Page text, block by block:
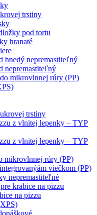
trstiny
pod tortu
hranaté
hnedý nepremastiteľný
nepremastiteľný
mikrovlnnej rúry (PP)
trstiny
z vlnitej lepenky – TYP
z vlnitej lepenky – TYP
mikrovlnnej rúry (PP)
viečkom (PP)
nepremastiteľné
krabice na pizzu
na pizzu